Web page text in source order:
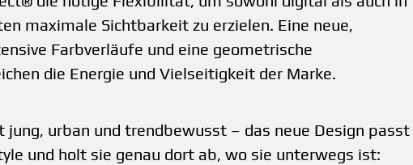
maximale Sichtbarkeit zu erzielen. Eine neue,
Farbverläufe und eine geometrische
die Energie und Vielseitigkeit der Marke.
jung, urban und trendbewusst – das neue Design passt
und holt sie genau dort ab, wo sie unterwegs ist: